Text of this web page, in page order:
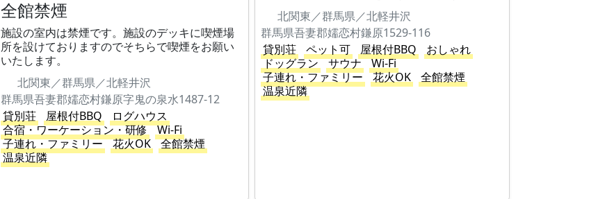
全館禁煙
施設の室内は禁煙です。施設のデッキに喫煙場
所を設けておりますのでそちらで喫煙をお願い
いたします。
北関東／群馬県／北軽井沢
群馬県吾妻郡嬬恋村鎌原字鬼の泉水1487-12
貸別荘
屋根付BBQ
ログハウス
合宿・ワーケーション・研修
Wi-Fi
子連れ・ファミリー
花火OK
全館禁煙
温泉近隣
北関東／群馬県／北軽井沢
群馬県吾妻郡嬬恋村鎌原1529-116
貸別荘
ペット可 屋根付BBQ
おしゃれ
ドッグラン
サウナ
Wi-Fi
子連れ・ファミリー
花火OK
全館禁煙
温泉近隣